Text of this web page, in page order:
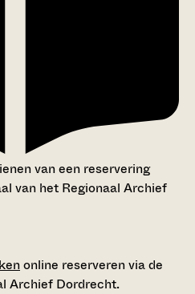
van een reservering
van het Regionaal Archief
online reserveren via de
Archief Dordrecht.